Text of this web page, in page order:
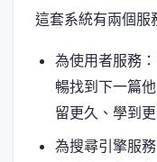
這套系統有兩個服
為使用者服務
暢找到下一篇
留更久、學到更
為搜尋引擎服